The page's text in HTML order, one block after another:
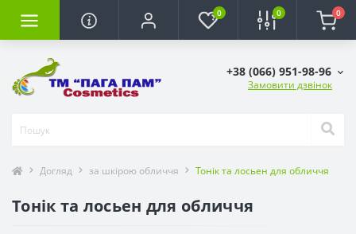
0 0 0
+38 (066) 951-98-96
Замовити дзвінок
Догляд за шкірою обличчя Тонік та лосьен для обличчя
Тонік та лосьен для обличчя